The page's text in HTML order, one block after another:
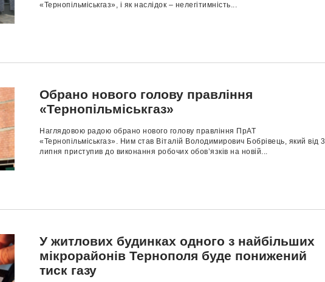
«Тернопільміськгаз», і як наслідок – нелегітимність...
Обрано нового голову правління
«Тернопільміськгаз»
Наглядовою радою обрано нового голову правління ПрАТ
«Тернопільміськгаз». Ним став Віталій Володимирович Бобрівець, який від 3
липня приступив до виконання робочих обов’язків на новій...
У житлових будинках одного з найбільших
мікрорайонів Тернополя буде понижений
тиск газу